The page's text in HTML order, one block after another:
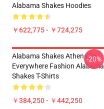
Alabama Shakes Hoodies
￥622,775 - ￥724,275
Alabama Shakes Athens To
Everywhere Fashion Alabama
Shakes T-Shirts
￥384,250 - ￥442,250
-20%